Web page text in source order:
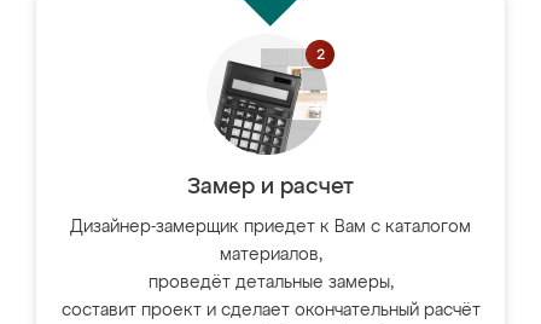
Замер и расчет
Дизайнер-замерщик приедет к Вам с каталогом
материалов,
проведёт детальные замеры,
составит проект и сделает окончательный расчёт